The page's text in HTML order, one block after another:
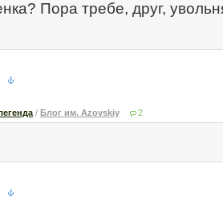
Пора требе, друг,
/ Блог им. Azovskiy 2